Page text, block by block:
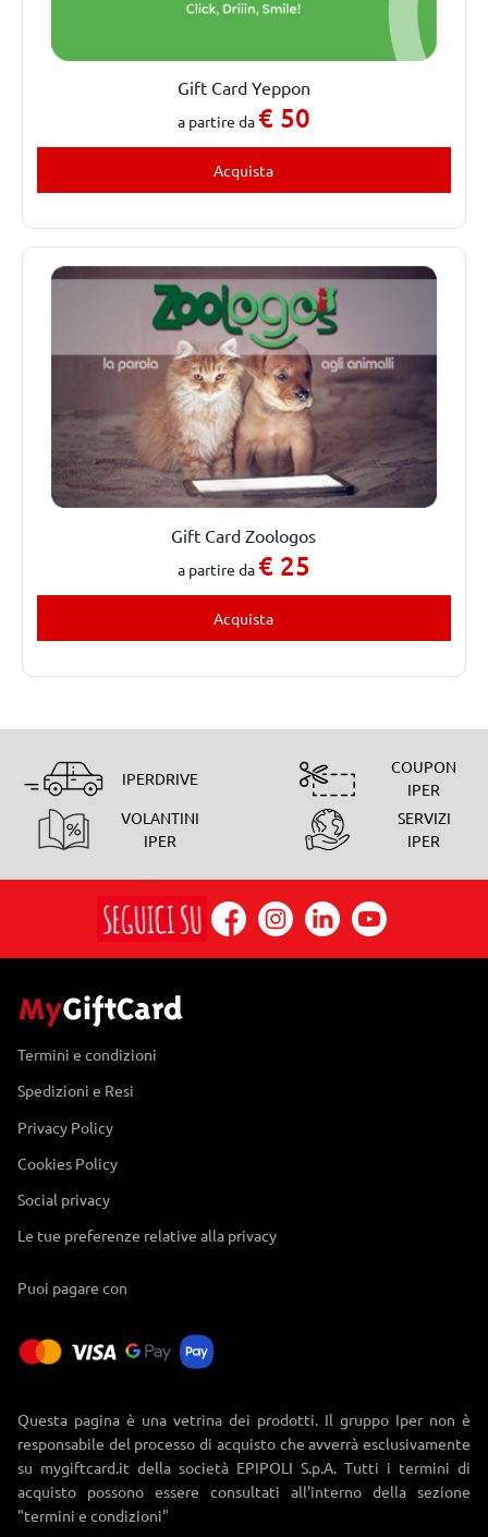
Gift Card Yeppon
a partire da€ 50
Acquista
Gift Card Zoologos
a partire da€ 25
Acquista
IPERDRIVE
COUPON
IPER
VOLANTINI
IPER
SERVIZI
IPER
Termini e condizioni
Spedizioni e Resi
Privacy Policy
Cookies Policy
Social privacy
Le tue preferenze relative alla privacy
Puoi pagare con
Questa pagina è una vetrina dei prodotti. Il gruppo Iper non è
responsabile del processo di acquisto che avverrà esclusivamente
su mygiftcard.it della società EPIPOLI S.p.A. Tutti i termini di
acquisto possono essere consultati all'interno della sezione
"termini e condizioni"